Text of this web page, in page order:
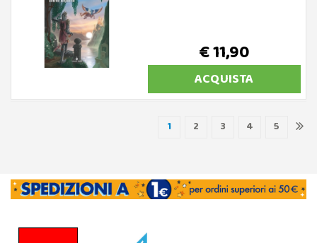
€ 11,90
ACQUISTA
1 2 3 4 5